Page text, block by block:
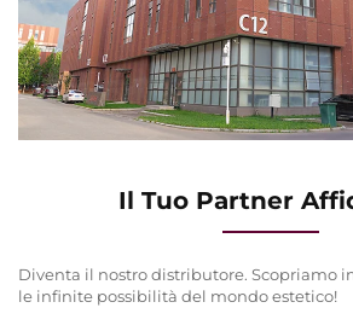
Il Tuo Partner
Diventa il nostro distributore. Scopriamo
le infinite possibilità del mondo estetico!